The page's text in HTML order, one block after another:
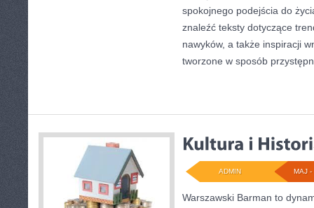
spokojnego podejścia do
znaleźć teksty dotyczące
nawyków, a także inspiracji
tworzone w sposób
MAJ -
ADMIN
Warszawski Barman to